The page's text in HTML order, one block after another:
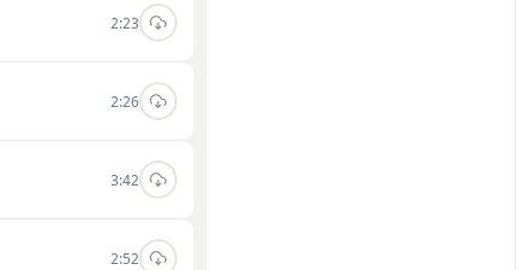
2:23
2:26
3:42
2:52